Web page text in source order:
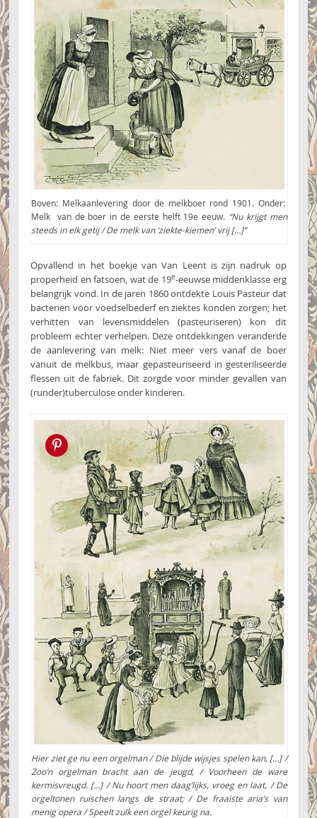
Boven: Melkaanlevering door de melkboer rond 1901. Onder:
Melk van de boer in de eerste helft 19e eeuw. “Nu krijgt men
steeds in elk getij / De melk van ‘ziekte-kiemen’ vrij […]”
Opvallend in het boekje van Van Leent is zijn nadruk op
properheid en fatsoen, wat de 19e-eeuwse middenklasse erg
belangrijk vond. In de jaren 1860 ontdekte Louis Pasteur dat
bacteriën voor voedselbederf en ziektes konden zorgen; het
verhitten van levensmiddelen (pasteuriseren) kon dit
probleem echter verhelpen. Deze ontdekkingen veranderde
de aanlevering van melk: Niet meer vers vanaf de boer
vanuit de melkbus, maar gepasteuriseerd in gesteriliseerde
flessen uit de fabriek. Dit zorgde voor minder gevallen van
(runder)tuberculose onder kinderen.
Pin this!
Hier ziet ge nu een orgelman / Die blijde wijsjes spelen kan, […] /
Zoo’n orgelman bracht aan de jeugd, / Voorheen de ware
kermisvreugd. […] / Nu hoort men daag’lijks, vroeg en laat, / De
orgeltonen ruischen langs de straat; / De fraaiste aria’s van
menig opera / Speelt zulk een orgel keurig na.